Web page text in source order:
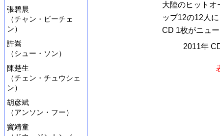
張碧晨
（チャン・ビーチェ
ン）
許嵩
（シュー・ソン）
陳楚生
（チェン・チュウシェ
ン）
胡彦斌
（アンソン・フー）
竇靖童
大陸のヒットオ
ップ12の12人
CD 1枚がニュ
2011年